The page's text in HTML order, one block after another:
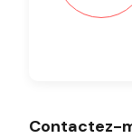
Contactez-